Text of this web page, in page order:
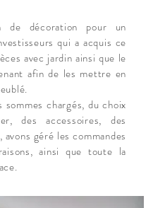
de décoration pour un
qui a acquis ce
avec jardin ainsi que le
afin de les mettre en
sommes chargés, du choix
des accessoires, des
avons géré les commandes
ainsi que toute la